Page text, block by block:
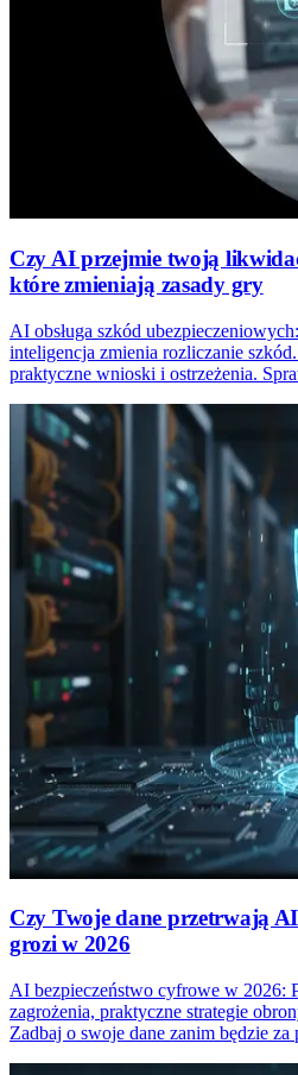
Czy AI przejmie twoją
które zmieniają zasady gry
AI obsługa szkód
inteligencja zmienia rozliczanie
praktyczne wnioski i ostrzeżenia.
Czy Twoje dane przetrwają
grozi w 2026
AI bezpieczeństwo cyfrowe w 2026:
zagrożenia, praktyczne strategie
Zadbaj o swoje dane zanim będzie za